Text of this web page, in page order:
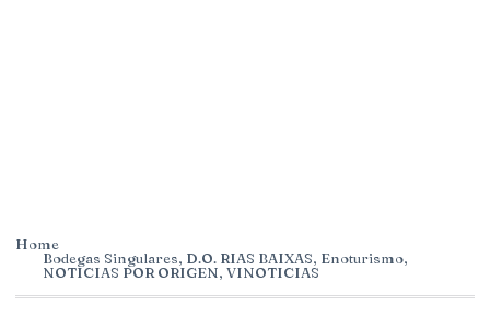
Home
Bodegas Singulares, D.O. RIAS BAIXAS, Enoturismo,
NOTICIAS POR ORIGEN, VINOTICIAS